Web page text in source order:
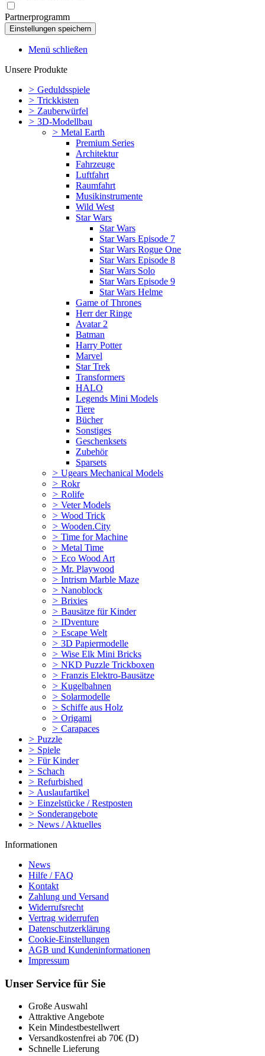
Partnerprogramm
Menü schließen
Unsere Produkte
> Geduldsspiele
> Trickkisten
> Zauberwürfel
> 3D-Modellbau
> Metal Earth
Premium Series
Architektur
Fahrzeuge
Luftfahrt
Raumfahrt
Musikinstrumente
Wild West
Star Wars
Star Wars
Star Wars Episode 7
Star Wars Rogue One
Star Wars Episode 8
Star Wars Solo
Star Wars Episode 9
Star Wars Helme
Game of Thrones
Herr der Ringe
Avatar 2
Batman
Harry Potter
Marvel
Star Trek
Transformers
HALO
Legends Mini Models
Tiere
Bücher
Sonstiges
Geschenksets
Zubehör
Sparsets
> Ugears Mechanical Models
> Rokr
> Rolife
> Veter Models
> Wood Trick
> Wooden.City
> Time for Machine
> Metal Time
> Eco Wood Art
> Mr. Playwood
> Intrism Marble Maze
> Nanoblock
> Brixies
> Bausätze für Kinder
> IDventure
> Escape Welt
> 3D Papiermodelle
> Wise Elk Mini Bricks
> NKD Puzzle Trickboxen
> Franzis Elektro-Bausätze
> Kugelbahnen
> Solarmodelle
> Schiffe aus Holz
> Origami
> Carapaces
> Puzzle
> Spiele
> Für Kinder
> Schach
> Refurbished
> Auslaufartikel
> Einzelstücke / Restposten
> Sonderangebote
> News / Aktuelles
Informationen
News
Hilfe / FAQ
Kontakt
Zahlung und Versand
Widerrufsrecht
Vertrag widerrufen
Datenschutzerklärung
Cookie-Einstellungen
AGB und Kundeninformationen
Impressum
Unser Service für Sie
Große Auswahl
Attraktive Angebote
Kein Mindestbestellwert
Versandkostenfrei ab 70€ (D)
Schnelle Lieferung